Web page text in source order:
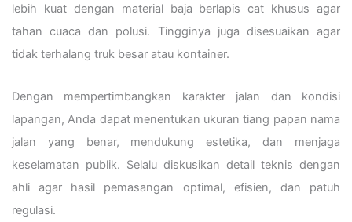
lebih kuat dengan material baja berlapis cat khusus agar
tahan cuaca dan polusi. Tingginya juga disesuaikan agar
tidak terhalang truk besar atau kontainer.
Dengan mempertimbangkan karakter jalan dan kondisi
lapangan, Anda dapat menentukan ukuran tiang papan nama
jalan yang benar, mendukung estetika, dan menjaga
keselamatan publik. Selalu diskusikan detail teknis dengan
ahli agar hasil pemasangan optimal, efisien, dan patuh
regulasi.